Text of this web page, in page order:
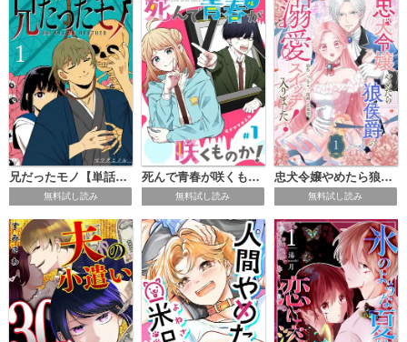
兄だったモノ【単話版】
無料試し読み
死んで青春が咲くものか！【単話版】
無料試し読み
忠犬令嬢やめたら狼侯爵の溺愛スイッチ入りました！
無料試し読み